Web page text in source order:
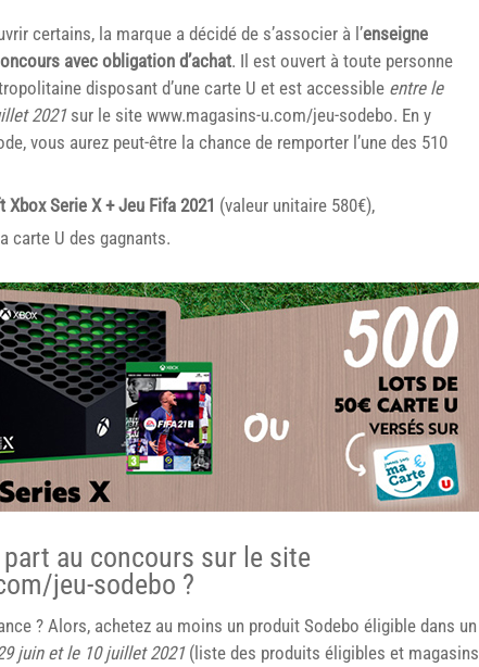
certains, la marque a décidé de s’associer à l’enseigne
avec obligation d’achat. Il est ouvert à toute personne
disposant d’une carte U et est accessible entre le
2021sur le site www.magasins-u.com/jeu-sodebo. En y
vous aurez peut-être la chance de remporter l’une des 510
Serie X + Jeu Fifa 2021 (valeur unitaire 580€),
carte U des gagnants.
au concours sur le site
jeu-sodebo ?
? Alors, achetez au moins un produit Sodebo éligible dans un
juin et le 10 juillet 2021 (liste des produits éligibles et magasins